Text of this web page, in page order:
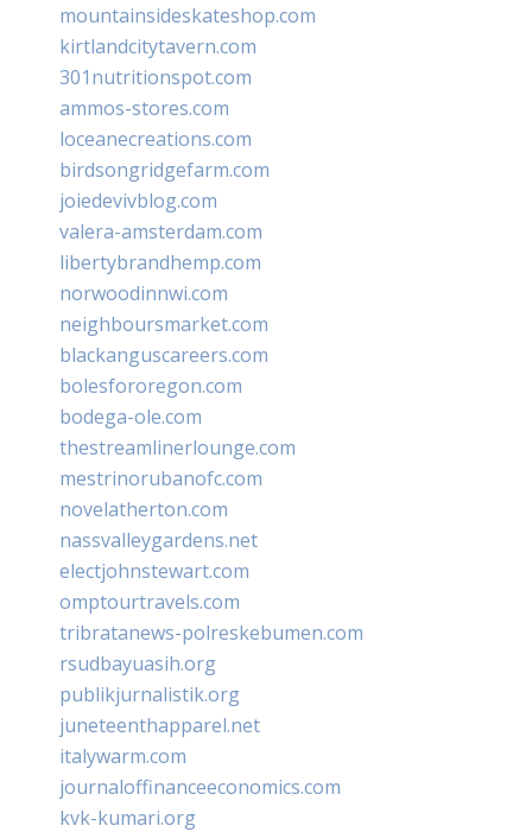
mountainsideskateshop.com
kirtlandcitytavern.com
301nutritionspot.com
ammos-stores.com
loceanecreations.com
birdsongridgefarm.com
joiedevivblog.com
valera-amsterdam.com
libertybrandhemp.com
norwoodinnwi.com
neighboursmarket.com
blackanguscareers.com
bolesfororegon.com
bodega-ole.com
thestreamlinerlounge.com
mestrinorubanofc.com
novelatherton.com
nassvalleygardens.net
electjohnstewart.com
omptourtravels.com
tribratanews-polreskebumen.com
rsudbayuasih.org
publikjurnalistik.org
juneteenthapparel.net
italywarm.com
journaloffinanceeconomics.com
kvk-kumari.org